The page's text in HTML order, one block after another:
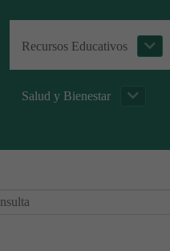
Recursos Educativos
Salud y Bienestar